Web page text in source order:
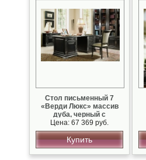
Стол письменный 7
«Верди Люкс» массив
дуба, черный с
серебряной патиной
Цена: 67 369 руб.
Купить